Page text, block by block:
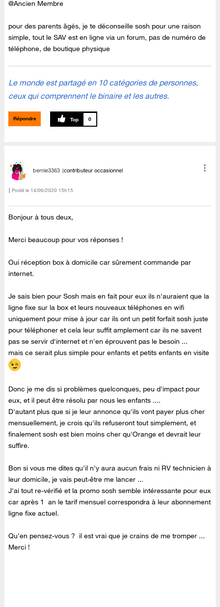
@Ancien Membre
pour des parents âgés, je te déconseille sosh pour une raison
simple, tout le SAV est en ligne via un forum, pas de numéro de
téléphone, de boutique physique
Le monde est partagé en 10 catégories de personnes,
ceux qui comprennent le binaire et les autres.
Répondre 0
bernie3363 contributeur occasionnel
Posté le ‎14/06/2020 15h15
Bonjour à tous deux,
Merci beaucoup pour vos réponses !
Oui réception box à domicile car sûrement commande par
internet.
Je sais bien pour Sosh mais en fait pour eux ils n'auraient que la
ligne fixe sur la box et leurs nouveaux téléphones en wifi
uniquement pour mise à jour car ils ont un petit forfait sosh juste
pour téléphoner et cela leur suffit amplement car ils ne savent
pas se servir d'internet et n'en éprouvent pas le besoin ...
mais ce serait plus simple pour enfants et petits enfants en visite
Donc je me dis si problèmes quelconques, peu d'impact pour
eux, et il peut être résolu par nous les enfants ....
D'autant plus que si je leur annonce qu'ils vont payer plus cher
mensuellement, je crois qu'ils refuseront tout simplement, et
finalement sosh est bien moins cher qu'Orange et devrait leur
suffire.
Bon si vous me dites qu'il n'y aura aucun frais ni RV technicien à
leur domicile, je vais peut-être me lancer ...
J'ai tout re-vérifié et la promo sosh semble intéressante pour eux
car après 1 an le tarif mensuel correspondra à leur abonnement
ligne fixe actuel.
Qu'en pensez-vous ? il est vrai que je crains de me tromper ...
Merci !